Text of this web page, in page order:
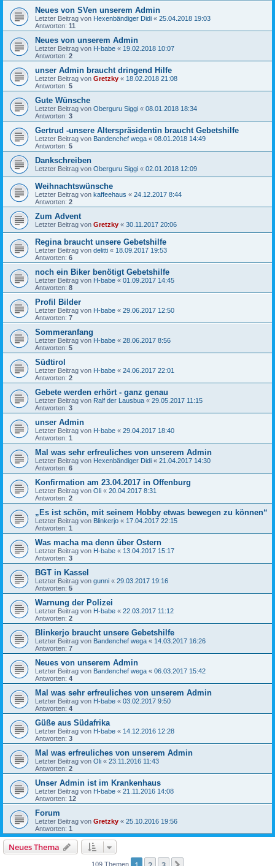
Neues von SVen unserem Admin
Letzter Beitrag von Hexenbändiger Didi « 25.04.2018 19:03
Antworten: 11
Neues von unserem Admin
Letzter Beitrag von H-babe « 19.02.2018 10:07
Antworten: 2
unser Admin braucht dringend Hilfe
Letzter Beitrag von Gretzky « 18.02.2018 21:08
Antworten: 5
Gute Wünsche
Letzter Beitrag von Oberguru Siggi « 08.01.2018 18:34
Antworten: 3
Gertrud -unsere Alterspräsidentin braucht Gebetshilfe
Letzter Beitrag von Bandenchef wega « 08.01.2018 14:49
Antworten: 5
Dankschreiben
Letzter Beitrag von Oberguru Siggi « 02.01.2018 12:09
Weihnachtswünsche
Letzter Beitrag von kaffeehaus « 24.12.2017 8:44
Antworten: 2
Zum Advent
Letzter Beitrag von Gretzky « 30.11.2017 20:06
Regina braucht unsere Gebetshilfe
Letzter Beitrag von delitti « 18.09.2017 19:53
Antworten: 6
noch ein Biker benötigt Gebetshilfe
Letzter Beitrag von H-babe « 01.09.2017 14:45
Antworten: 8
Profil Bilder
Letzter Beitrag von H-babe « 29.06.2017 12:50
Antworten: 7
Sommeranfang
Letzter Beitrag von H-babe « 28.06.2017 8:56
Antworten: 5
Südtirol
Letzter Beitrag von H-babe « 24.06.2017 22:01
Antworten: 2
Gebete werden erhört - ganz genau
Letzter Beitrag von Ralf der Lausbua « 29.05.2017 11:15
Antworten: 3
unser Admin
Letzter Beitrag von H-babe « 29.04.2017 18:40
Antworten: 1
Mal was sehr erfreuliches von unserem Admin
Letzter Beitrag von Hexenbändiger Didi « 21.04.2017 14:30
Antworten: 6
Konfirmation am 23.04.2017 in Offenburg
Letzter Beitrag von Oli « 20.04.2017 8:31
Antworten: 2
„Es ist schön, mit seinem Hobby etwas bewegen zu können“
Letzter Beitrag von Blinkerjo « 17.04.2017 22:15
Antworten: 1
Was macha ma denn über Ostern
Letzter Beitrag von H-babe « 13.04.2017 15:17
Antworten: 3
BGT in Kassel
Letzter Beitrag von gunni « 29.03.2017 19:16
Antworten: 5
Warnung der Polizei
Letzter Beitrag von H-babe « 22.03.2017 11:12
Antworten: 2
Blinkerjo braucht unsere Gebetshilfe
Letzter Beitrag von Bandenchef wega « 14.03.2017 16:26
Antworten: 7
Neues von unserem Admin
Letzter Beitrag von Bandenchef wega « 06.03.2017 15:42
Antworten: 4
Mal was sehr erfreuliches von unserem Admin
Letzter Beitrag von H-babe « 03.02.2017 9:50
Antworten: 4
Güße aus Südafrika
Letzter Beitrag von H-babe « 14.12.2016 12:28
Antworten: 3
Mal was erfreuliches von unserem Admin
Letzter Beitrag von Oli « 23.11.2016 11:43
Antworten: 2
Unser Admin ist im Krankenhaus
Letzter Beitrag von H-babe « 21.11.2016 14:08
Antworten: 12
Forum
Letzter Beitrag von Gretzky « 25.10.2016 19:56
Antworten: 1
Neues Thema
109 Themen